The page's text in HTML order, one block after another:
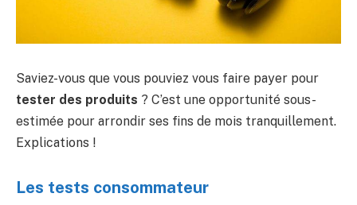
Saviez-vous que vous pouviez vous faire payer pour
tester des produits ? C’est une opportunité sous-
estimée pour arrondir ses fins de mois tranquillement.
Explications !
Les tests consommateur